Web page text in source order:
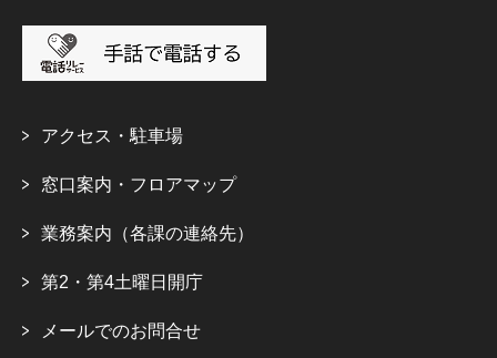
アクセス・駐車場
窓口案内・フロアマップ
業務案内（各課の連絡先）
第2・第4土曜日開庁
メールでのお問合せ